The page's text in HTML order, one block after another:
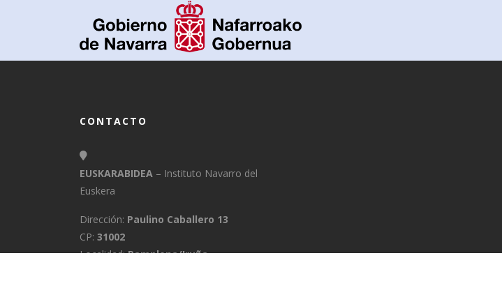
CONTACTO
EUSKARABIDEA – Instituto Navarro del
Euskera
Dirección: Paulino Caballero 13
CP: 31002
Localidad:Pamplona/Iruña